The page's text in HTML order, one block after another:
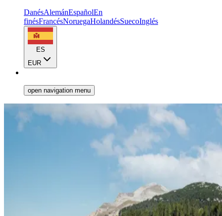
DanésAlemánEspañolEn
finésFrancésNoruegaHolandésSuecoInglés
ES
EUR
open navigation menu